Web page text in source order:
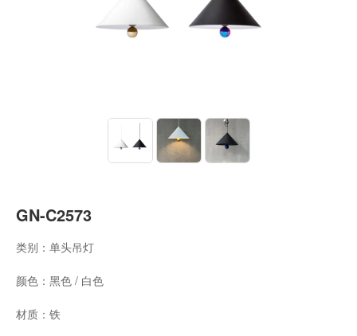
GN-C2573
类别：单头吊灯
颜色：黑色 / 白色
材质：铁